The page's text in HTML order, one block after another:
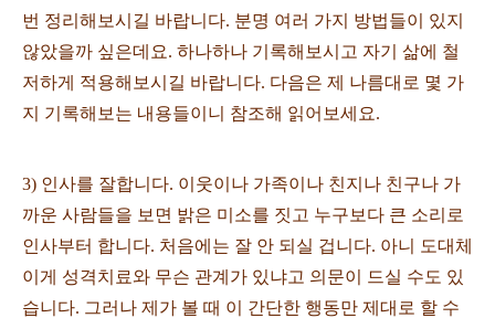
번 정리해보시길 바랍니다. 분명 여러 가지 방법들이 있지
않았을까 싶은데요. 하나하나 기록해보시고 자기 삶에 철
저하게 적용해보시길 바랍니다. 다음은 제 나름대로 몇 가
지 기록해보는 내용들이니 참조해 읽어보세요.
3) 인사를 잘합니다. 이웃이나 가족이나 친지나 친구나 가
까운 사람들을 보면 밝은 미소를 짓고 누구보다 큰 소리로
인사부터 합니다. 처음에는 잘 안 되실 겁니다. 아니 도대체
이게 성격치료와 무슨 관계가 있냐고 의문이 드실 수도 있
습니다. 그러나 제가 볼 때 이 간단한 행동만 제대로 할 수